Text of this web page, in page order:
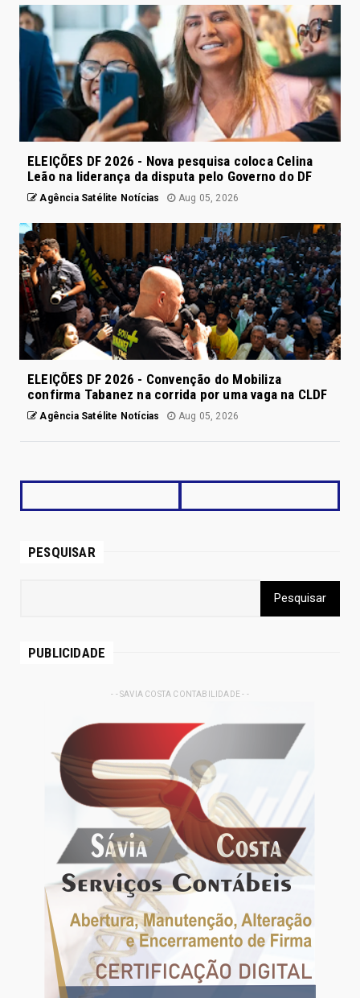
ELEIÇÕES DF 2026 - Nova pesquisa coloca Celina
Leão na liderança da disputa pelo Governo do DF
Agência Satélite Notícias Aug 05, 2026
ELEIÇÕES DF 2026 - Convenção do Mobiliza
confirma Tabanez na corrida por uma vaga na CLDF
Agência Satélite Notícias Aug 05, 2026
PESQUISAR
PUBLICIDADE
- - SAVIA COSTA CONTABILIDADE - -